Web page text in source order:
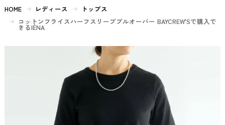
HOME レディース
トップス
コットンフライスハーフスリーブプルオーバー BAYCREW'Sで購入で
きるIÉNA